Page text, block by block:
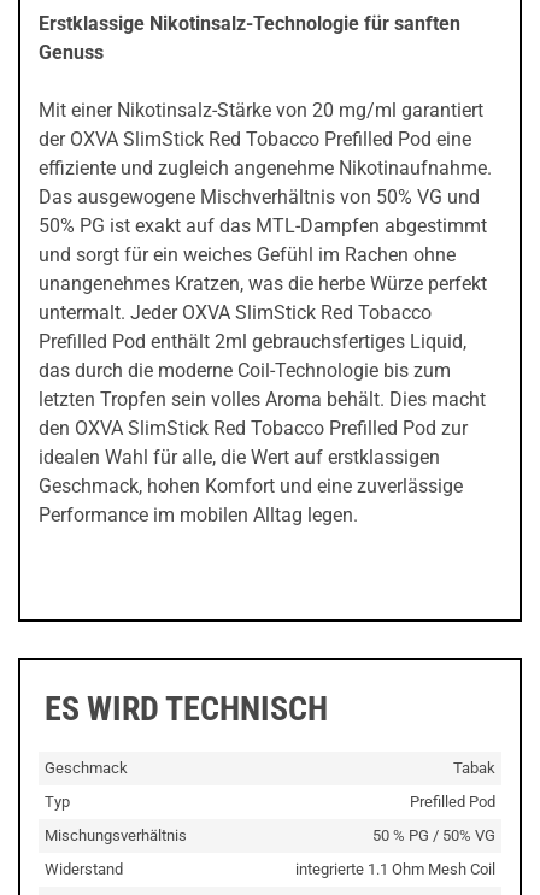
Erstklassige Nikotinsalz-Technologie für sanften
Genuss
Mit einer Nikotinsalz-Stärke von 20 mg/ml garantiert
der OXVA SlimStick Red Tobacco Prefilled Pod eine
effiziente und zugleich angenehme Nikotinaufnahme.
Das ausgewogene Mischverhältnis von 50% VG und
50% PG ist exakt auf das MTL-Dampfen abgestimmt
und sorgt für ein weiches Gefühl im Rachen ohne
unangenehmes Kratzen, was die herbe Würze perfekt
untermalt. Jeder OXVA SlimStick Red Tobacco
Prefilled Pod enthält 2ml gebrauchsfertiges Liquid,
das durch die moderne Coil-Technologie bis zum
letzten Tropfen sein volles Aroma behält. Dies macht
den OXVA SlimStick Red Tobacco Prefilled Pod zur
idealen Wahl für alle, die Wert auf erstklassigen
Geschmack, hohen Komfort und eine zuverlässige
Performance im mobilen Alltag legen.
ES WIRD TECHNISCH
Geschmack
Tabak
Typ
Prefilled Pod
Mischungsverhältnis
50 % PG / 50% VG
Widerstand
integrierte 1.1 Ohm Mesh Coil